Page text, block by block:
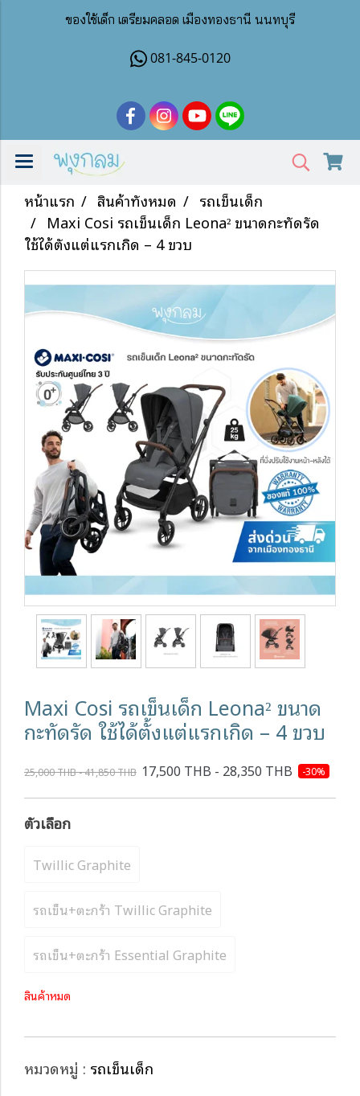
ของใช้เด็ก เตรียมคลอด เมืองทองธานี นนทบุรี
081-845-0120
หน้าแรก สินค้าทั้งหมด
รถเข็นเด็ก
Maxi Cosi รถเข็นเด็ก Leona² ขนาดกะทัดรัด
ใช้ได้ตั้งแต่แรกเกิด – 4 ขวบ
Maxi Cosi รถเข็นเด็ก Leona² ขนาด
กะทัดรัด ใช้ได้ตั้งแต่แรกเกิด – 4 ขวบ
25,000 THB - 41,850 THB 17,500 THB - 28,350 THB -30%
ตัวเลือก
Twillic Graphite
รถเข็น+ตะกร้า Twillic Graphite
รถเข็น+ตะกร้า Essential Graphite
สินค้าหมด
หมวดหมู่ : รถเข็นเด็ก